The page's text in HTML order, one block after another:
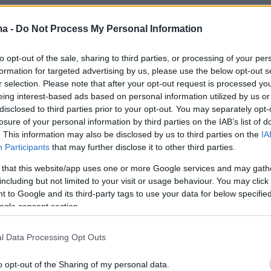
- Do Not Process My Personal Information
opt-out of the sale, sharing to third parties, or processing of your
for targeted advertising by us, please use the below opt-out
selection. Please note that after your opt-out request is processed
interest-based ads based on personal information utilized by us
to third parties prior to your opt-out. You may separately
of your personal information by third parties on the IAB’s list of
This information may also be disclosed by us to third parties on the
Participants that may further disclose it to other third parties.
that this website/app uses one or more Google services and may
but not limited to your visit or usage behaviour. You may
to Google and its third-party tags to use your data for below
consent section.
Data Processing Opt Outs
opt-out of the Sharing of my personal data.
παρουσιάσεις των φιναλίστ, ενώ είχαν την
ψηφίσουν την ομάδα της προτίμησής τους,
στη διαμόρφωση του αποτελέσματος για
Κοινού».
βράβευσης συμμετείχαν εκπρόσωποι από τον
της επιχειρηματικότητας, της
και της τεχνολογίας, ενώ γραπτό χαιρετισμό
Υπουργός Παιδείας, Θρησκευμάτων και
Σοφία Ζαχαράκη, η οποία ανέφερε, μεταξύ
βέβαιη ότι το «NextGen Innovators» θα